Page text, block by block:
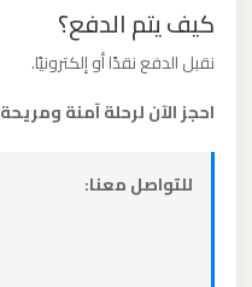
كيف يتم الدفع؟
نقبل الدفع نقدًا أو إلكترونيًا.
احجز الآن لرحلة آمنة ومريحة
للتواصل معنا:
ليموزين